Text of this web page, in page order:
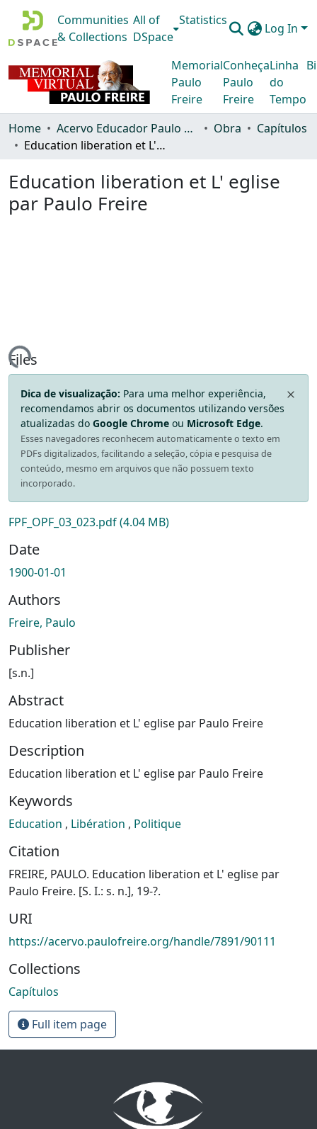
Communities
& Collections
All of
DSpace
Statistics
Log In
Memorial
Paulo
Freire
Conheça
Paulo
Freire
Linha
do
Tempo
Home Acervo Educador Paulo Freire Obra
Capítulos
Education liberation et L' eglise par Paulo Freire
Education liberation et L' eglise
par Paulo Freire
Files
Dica de visualização: Para uma melhor experiência,
recomendamos abrir os documentos utilizando versões
atualizadas do Google Chrome ou Microsoft Edge.
Esses navegadores reconhecem automaticamente o texto em
PDFs digitalizados, facilitando a seleção, cópia e pesquisa de
conteúdo, mesmo em arquivos que não possuem texto
incorporado.
FPF_OPF_03_023.pdf(4.04 MB)
Date
1900-01-01
Authors
Freire, Paulo
Publisher
[s.n.]
Abstract
Education liberation et L' eglise par Paulo Freire
Description
Education liberation et L' eglise par Paulo Freire
Keywords
Education , Libération , Politique
Citation
FREIRE, PAULO. Education liberation et L' eglise par
Paulo Freire. [S. I.: s. n.], 19-?.
URI
https://acervo.paulofreire.org/handle/7891/90111
Collections
Capítulos
Full item page